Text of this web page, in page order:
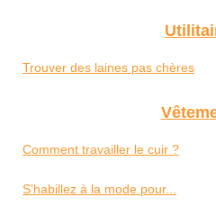
Trouver des laines pas chères
Comment travailler le cuir ?
S'habillez à la mode pour...